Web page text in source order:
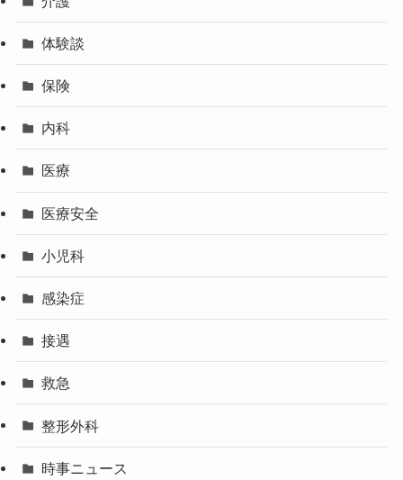
体験談
保険
内科
医療
医療安全
小児科
感染症
接遇
救急
整形外科
時事ニュース